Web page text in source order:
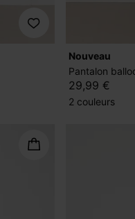
nouveau
Pantalon
29,99 €
2 couleurs